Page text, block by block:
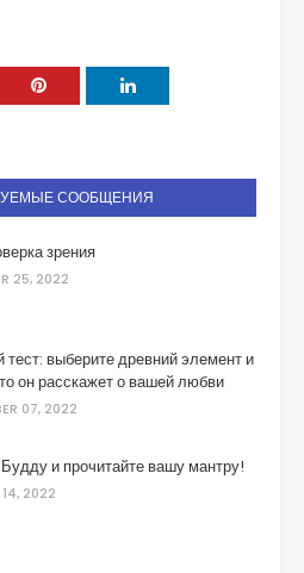
СООБЩЕНИЯ
зрения
25, 2022
тест: выберите древний элемент и
он расскажет о вашей любви
07, 2022
и прочитайте вашу мантру!
2022